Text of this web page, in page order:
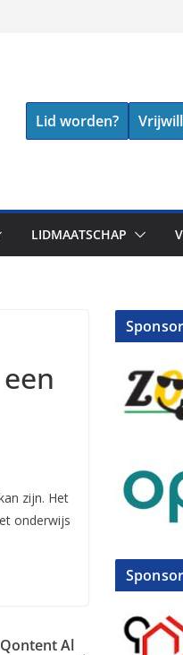
Lid worden?
LIDMAATSCHAP
zijn. Het
onderwijs
Al
Sponsor